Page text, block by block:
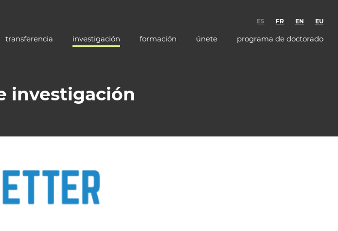
ES FR EN EU
transferencia investigación formación únete programa de doctorado
investigación